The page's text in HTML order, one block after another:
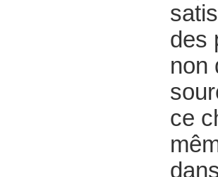
des
non
ce